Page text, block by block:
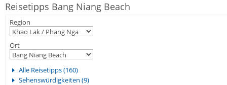
Reisetipps Bang Niang Beach
Region
Ort
Alle Reisetipps (160)
Sehenswürdigkeiten (9)